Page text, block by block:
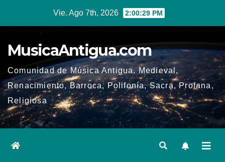
Vie. Ago 7th, 2026 2:00:29 PM
MusicaAntigua.com
Comunidad de Música Antigua. Medieval,
Renacimiento, Barroca, Polifonía, Sacra, Profana,
Religiosa